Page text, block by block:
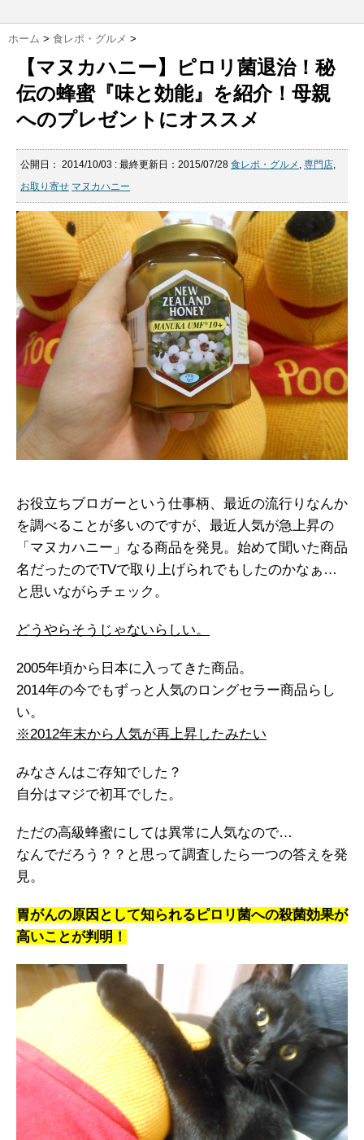
ホーム > 食レポ・グルメ >
【マヌカハニー】ピロリ菌退治！秘
伝の蜂蜜『味と効能』を紹介！母親
へのプレゼントにオススメ
公開日： 2014/10/03 : 最終更新日：2015/07/28 食レポ・グルメ , 専門店,
お取り寄せ マヌカハニー
お役立ちブロガーという仕事柄、最近の流行りなんか
を調べることが多いのですが、最近人気が急上昇の
「マヌカハニー」なる商品を発見。始めて聞いた商品
名だったのでTVで取り上げられでもしたのかなぁ…
と思いながらチェック。
どうやらそうじゃないらしい。
2005年頃から日本に入ってきた商品。
2014年の今でもずっと人気のロングセラー商品らし
い。
※2012年末から人気が再上昇したみたい
みなさんはご存知でした？
自分はマジで初耳でした。
ただの高級蜂蜜にしては異常に人気なので…
なんでだろう？？と思って調査したら一つの答えを発
見。
胃がんの原因として知られるピロリ菌への殺菌効果が
高いことが判明！